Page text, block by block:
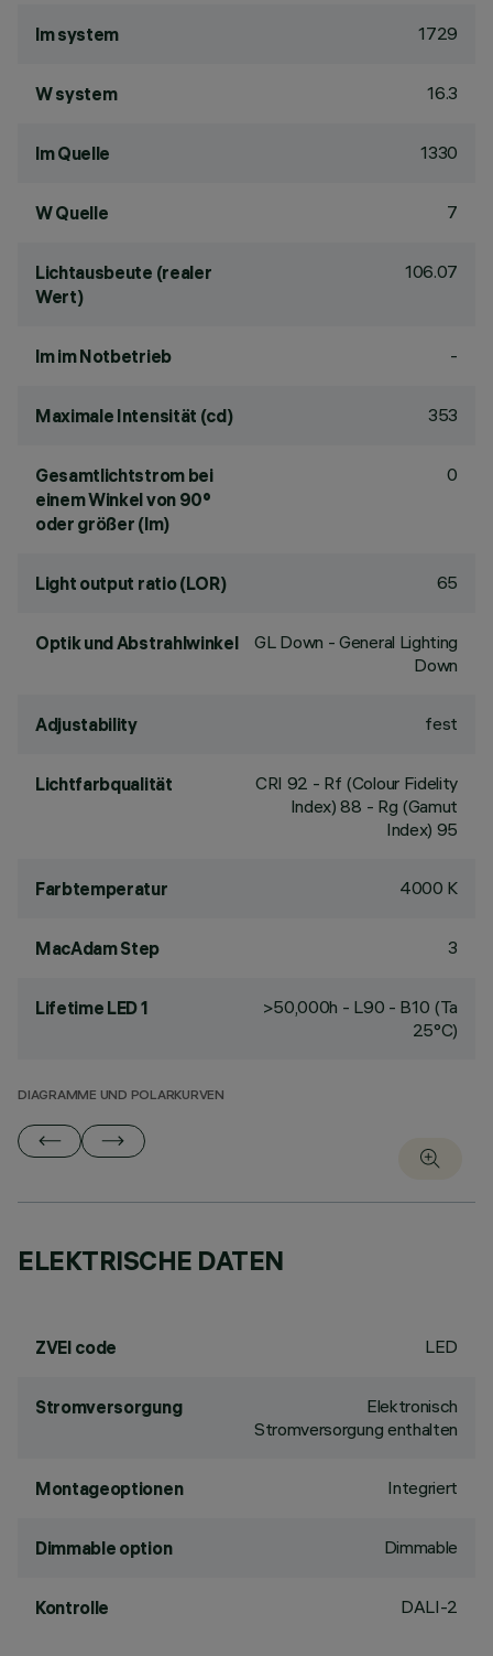
lm system 1729
W system 16.3
lm Quelle 1330
W Quelle 7
Lichtausbeute (realer
Wert)
106.07
lm im Notbetrieb -
Maximale Intensität (cd) 353
Gesamtlichtstrom bei
einem Winkel von 90°
oder größer (lm)
0
Light output ratio (LOR) 65
Optik und Abstrahlwinkel
GL Down - General Lighting
Down
Adjustability fest
Lichtfarbqualität CRI 92 - Rf (Colour Fidelity
Index) 88 - Rg (Gamut
Index) 95
Farbtemperatur 4000 K
MacAdam Step 3
Lifetime LED 1
>50,000h - L90 - B10 (Ta
25°C)
DIAGRAMME UND POLARKURVEN
ELEKTRISCHE DATEN
ZVEI code LED
Stromversorgung
Elektronisch
Stromversorgung enthalten
Montageoptionen Integriert
Dimmable option Dimmable
Kontrolle DALI-2